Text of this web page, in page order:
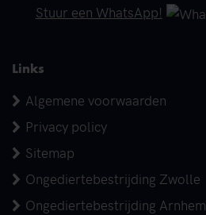
Telefoonnummer
Stuur een WhatsApp!
Links
Algemene voorwaarden
Privacy policy
Sitemap
Ongediertebestrijding Zwolle
Ongediertebestrijding Arnhem